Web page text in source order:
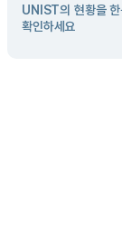
UNIST의 현황을 한
확인하세요